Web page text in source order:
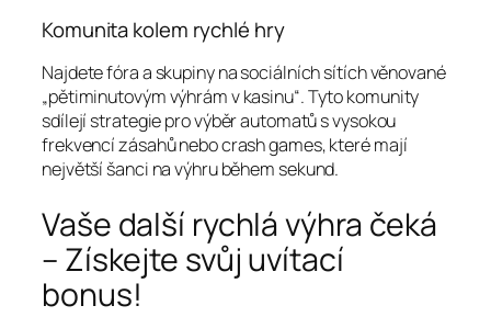
Komunita kolem rychlé hry
Najdete fóra a skupiny na sociálních sítích věnované
„pětiminutovým výhrám v kasinu“. Tyto komunity
sdílejí strategie pro výběr automatů s vysokou
frekvencí zásahů nebo crash games, které mají
největší šanci na výhru během sekund.
Vaše další rychlá výhra čeká
– Získejte svůj uvítací
bonus!